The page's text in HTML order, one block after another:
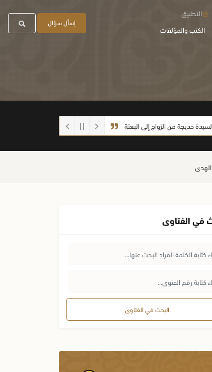
الكتب والمؤلفات
التطبيق
إسأل سؤال
خديجة من الزواج إلى البعثة احذروا الغش أيها الطلاب
في الفتاوى
البحث في الفتاوى